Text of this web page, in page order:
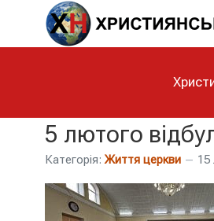
5 лютого
Категорія: Життя церкви 15